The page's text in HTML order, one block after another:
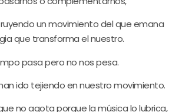
un movimiento del que emana
que transforma el nuestro.
pasa pero no nos pesa.
ido tejiendo en nuestro movimiento.
no agota porque la música lo lubrica,